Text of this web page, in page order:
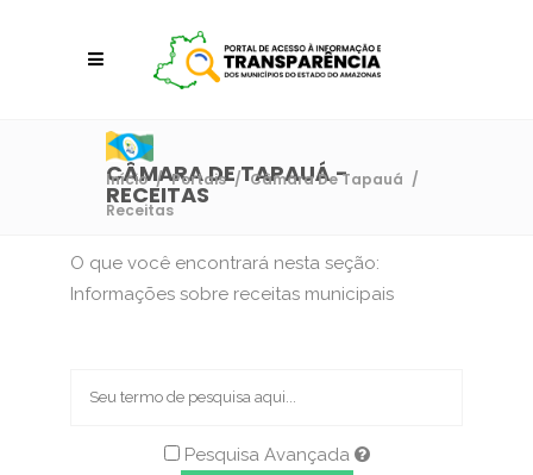
CÂMARA DE TAPAUÁ -
RECEITAS
Início / Portais / Câmara De Tapauá /
Receitas
O que você encontrará nesta seção:
Informações sobre receitas municipais
Pesquisa Avançada